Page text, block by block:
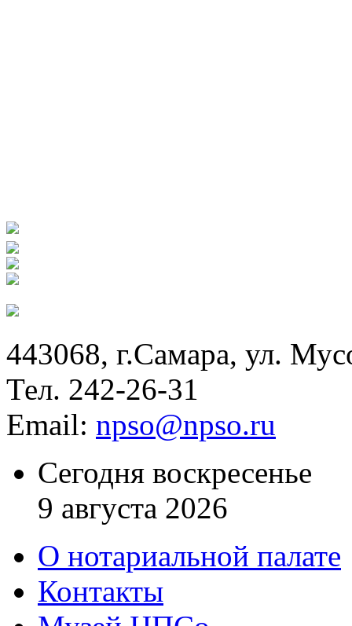
443068, г.Самара, ул.
Тел. 242-26-31
Email: npso@npso.ru
Сегодня воскресенье
9 августа 2026
О нотариальной палате
Контакты